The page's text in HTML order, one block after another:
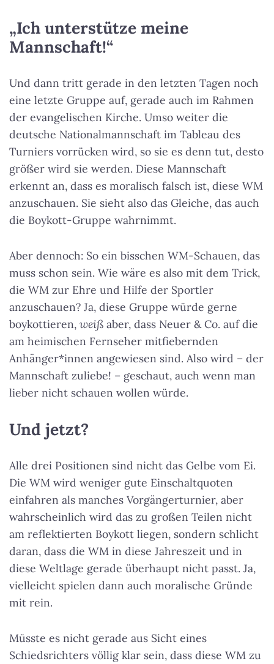
„Ich unterstütze meine
Mannschaft!“
Und dann tritt gerade in den letzten Tagen noch
eine letzte Gruppe auf, gerade auch im Rahmen
der evangelischen Kirche. Umso weiter die
deutsche Nationalmannschaft im Tableau des
Turniers vorrücken wird, so sie es denn tut, desto
größer wird sie werden. Diese Mannschaft
erkennt an, dass es moralisch falsch ist, diese WM
anzuschauen. Sie sieht also das Gleiche, das auch
die Boykott-Gruppe wahrnimmt.
Aber dennoch: So ein bisschen WM-Schauen, das
muss schon sein. Wie wäre es also mit dem Trick,
die WM zur Ehre und Hilfe der Sportler
anzuschauen? Ja, diese Gruppe würde gerne
boykottieren, weiß aber, dass Neuer & Co. auf die
am heimischen Fernseher mitfiebernden
Anhänger*innen angewiesen sind. Also wird – der
Mannschaft zuliebe! – geschaut, auch wenn man
lieber nicht schauen wollen würde.
Und jetzt?
Alle drei Positionen sind nicht das Gelbe vom Ei.
Die WM wird weniger gute Einschaltquoten
einfahren als manches Vorgängerturnier, aber
wahrscheinlich wird das zu großen Teilen nicht
am reflektierten Boykott liegen, sondern schlicht
daran, dass die WM in diese Jahreszeit und in
diese Weltlage gerade überhaupt nicht passt. Ja,
vielleicht spielen dann auch moralische Gründe
mit rein.
Müsste es nicht gerade aus Sicht eines
Schiedsrichters völlig klar sein, dass diese WM zu